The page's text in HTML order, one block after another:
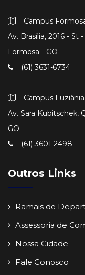
Campus
Av. Brasília, 2016 - St
Formosa - GO
(61) 3631-6734
Campus Luziânia
Av. Sara Kubitschek,
GO
(61) 3601-2498
Outros Links
Ramais de
Assessoria de
Nossa Cidade
Fale Conosco